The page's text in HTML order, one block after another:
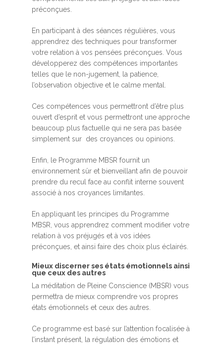
préconçues.
En participant à des séances régulières, vous
apprendrez des techniques pour transformer
votre relation à vos pensées préconçues. Vous
développerez des compétences importantes
telles que le non-jugement, la patience,
l’observation objective et le calme mental.
Ces compétences vous permettront d’être plus
ouvert d’esprit et vous permettront une approche
beaucoup plus factuelle qui ne sera pas basée
simplement sur des croyances ou opinions.
Enfin, le Programme MBSR fournit un
environnement sûr et bienveillant afin de pouvoir
prendre du recul face au conflit interne souvent
associé à nos croyances limitantes.
En appliquant les principes du Programme
MBSR, vous apprendrez comment modifier votre
relation à vos préjugés et à vos idées
préconçues, et ainsi faire des choix plus éclairés.
Mieux discerner ses états émotionnels ainsi
que ceux des autres
La méditation de Pleine Conscience (MBSR) vous
permettra de mieux comprendre vos propres
états émotionnels et ceux des autres.
Ce programme est basé sur l’attention focalisée à
l’instant présent, la régulation des émotions et